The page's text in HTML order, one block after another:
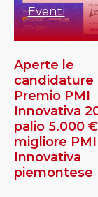
Eventi
Aperte le
candidature
Premio PMI
Innovativa
palio 5.000
migliore PMI
Innovativa
piemontese